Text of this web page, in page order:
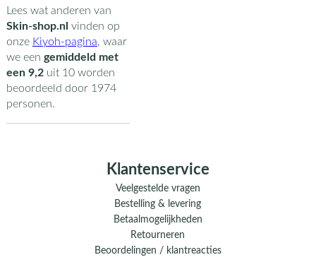
Lees wat anderen van
Skin-shop.nl vinden op
onze Kiyoh-pagina, waar
we een gemiddeld met
een 9,2uit 10worden
beoordeeld door 1974
personen.
Klantenservice
Veelgestelde vragen
Bestelling & levering
Betaalmogelijkheden
Retourneren
Beoordelingen / klantreacties